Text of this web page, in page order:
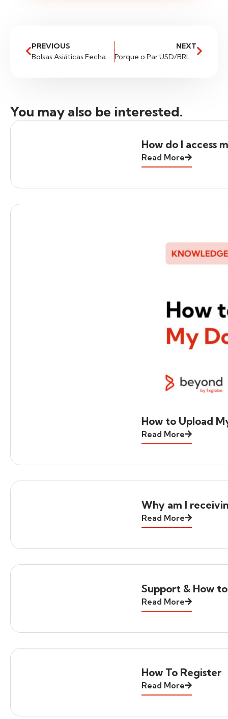
PREVIOUS
Bolsas Asiáticas Fecham Em Alta Com Expectativa De Melhora Na Relação Com Os Eua.
NEXT
Porque o Par USD/BRL Não Sobe Com Ibovespa em Queda?
You may also be interested.
How do I access
Read More
How to Upload
Read More
Why am I
Read More
Support & How
Read More
How To Register
Read More